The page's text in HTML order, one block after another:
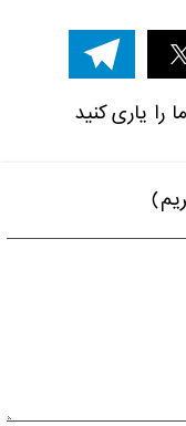
را یاری کنید